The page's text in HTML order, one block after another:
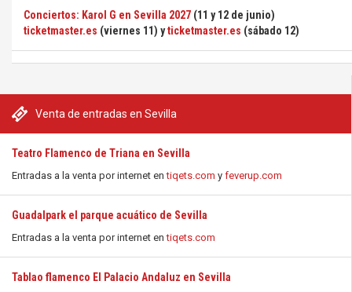
Venta de entradas en Sevilla
Teatro Flamenco de Triana en Sevilla
Entradas a la venta por internet entiqets.com y feverup.com
Guadalpark el parque acuático de Sevilla
Entradas a la venta por internet entiqets.com
Tablao flamenco El Palacio Andaluz en Sevilla
Conciertos: Karol G en Sevilla 2027 (11 y 12 de junio)
ticketmaster.es (viernes 11) yticketmaster.es (sábado 12)